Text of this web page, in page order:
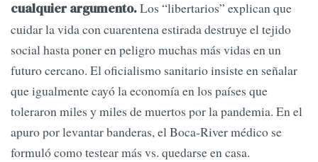
cualquier argumento.Los “libertarios” explican que
cuidar la vida con cuarentena estirada destruye el tejido
social hasta poner en peligro muchas más vidas en un
futuro cercano. El oficialismo sanitario insiste en señalar
que igualmente cayó la economía en los países que
toleraron miles y miles de muertos por la pandemia. En el
apuro por levantar banderas, el Boca-River médico se
formuló como testear más vs. quedarse en casa.